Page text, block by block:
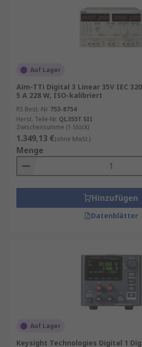
Auf Lager
Aim-TTi Digital 3 Linear 35V IEC
5 A 228 W, ISO-kalibriert
RS Best.-Nr. 753-8754
Herst. Teile-Nr. QL355T SII
Zwischensumme (1 Stück)
1.349,13 €(ohne MwSt.)
Menge
Hinzufügen
Datenblätter
Auf Lager
Keysight Technologies Digital 1